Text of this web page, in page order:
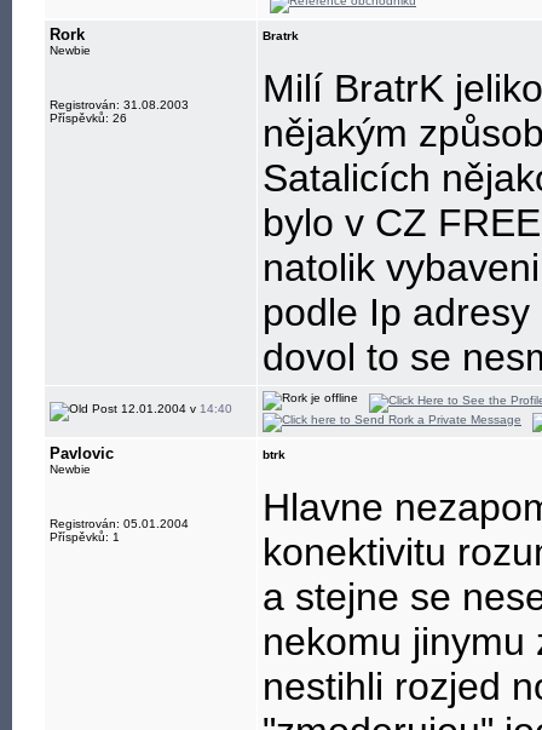
Rork
Newbie
Registrován: 31.08.2003
Příspěvků: 26
Bratrk
Milí BratrK
nějakým
Satalicích
bylo v CZ
natolik
podle Ip
dovol to se
12.01.2004 v 14:40
Pavlovic
Newbie
Registrován: 05.01.2004
Příspěvků: 1
btrk
Hlavne
konektivitu
a stejne se
nekomu jinymu
nestihli rozjed